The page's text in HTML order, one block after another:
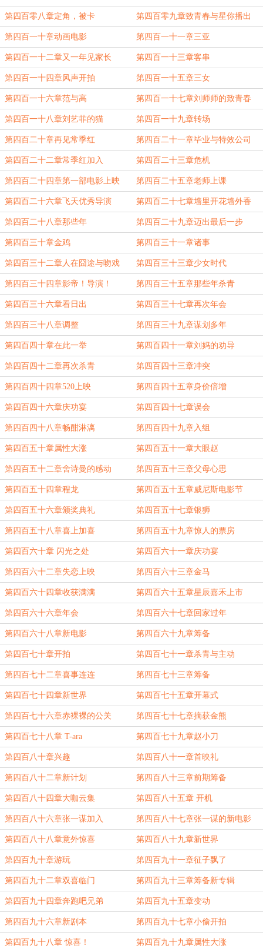
第四百零八章定角，被卡 第四百零九章致青春与星你播出
第四百一十章动画电影 第四百一十一章三亚
第四百一十二章又一年见家长 第四百一十三章客串
第四百一十四章风声开拍 第四百一十五章三女
第四百一十六章范与高 第四百一十七章刘师师的致青春
第四百一十八章刘艺菲的猫 第四百一十九章转场
第四百二十章再见常季红 第四百二十一章毕业与特效公司
第四百二十二章常季红加入 第四百二十三章危机
第四百二十四章第一部电影上映 第四百二十五章老师上课
第四百二十六章飞天优秀导演 第四百二十七章墙里开花墙外香
第四百二十八章那些年 第四百二十九章迈出最后一步
第四百三十章金鸡 第四百三十一章诸事
第四百三十二章人在囧途与吻戏 第四百三十三章少女时代
第四百三十四章影帝！导演！ 第四百三十五章那些年杀青
第四百三十六章看日出 第四百三十七章再次年会
第四百三十八章调整 第四百三十九章谋划多年
第四百四十章在此一举 第四百四十一章刘妈的劝导
第四百四十二章再次杀青 第四百四十三章冲突
第四百四十四章520上映 第四百四十五章身价倍增
第四百四十六章庆功宴 第四百四十七章误会
第四百四十八章畅酣淋漓 第四百四十九章入组
第四百五十章属性大涨 第四百五十一章大眼赵
第四百五十二章舍诗曼的感动 第四百五十三章父母心思
第四百五十四章程龙 第四百五十五章威尼斯电影节
第四百五十六章颁奖典礼 第四百五十七章银狮
第四百五十八章喜上加喜 第四百五十九章惊人的票房
第四百六十章 闪光之处 第四百六十一章庆功宴
第四百六十二章失恋上映 第四百六十三章金马
第四百六十四章收获满满 第四百六十五章星辰嘉禾上市
第四百六十六章年会 第四百六十七章回家过年
第四百六十八章新电影 第四百六十九章筹备
第四百七十章开拍 第四百七十一章杀青与主动
第四百七十二章喜事连连 第四百七十三章筹备
第四百七十四章新世界 第四百七十五章开幕式
第四百七十六章赤裸裸的公关 第四百七十七章摘获金熊
第四百七十八章 T-ara 第四百七十九章赵小刀
第四百八十章兴趣 第四百八十一章首映礼
第四百八十二章新计划 第四百八十三章前期筹备
第四百八十四章大咖云集 第四百八十五章 开机
第四百八十六章张一谋加入 第四百八十七章张一谋的新电影
第四百八十八章意外惊喜 第四百八十九章新世界
第四百九十章游玩 第四百九十一章征子飘了
第四百九十二章双喜临门 第四百九十三章筹备新专辑
第四百九十四章奔跑吧兄弟 第四百九十五章变动
第四百九十六章新剧本 第四百九十七章小偷开拍
第四百九十八章 惊喜！ 第四百九十九章属性大涨